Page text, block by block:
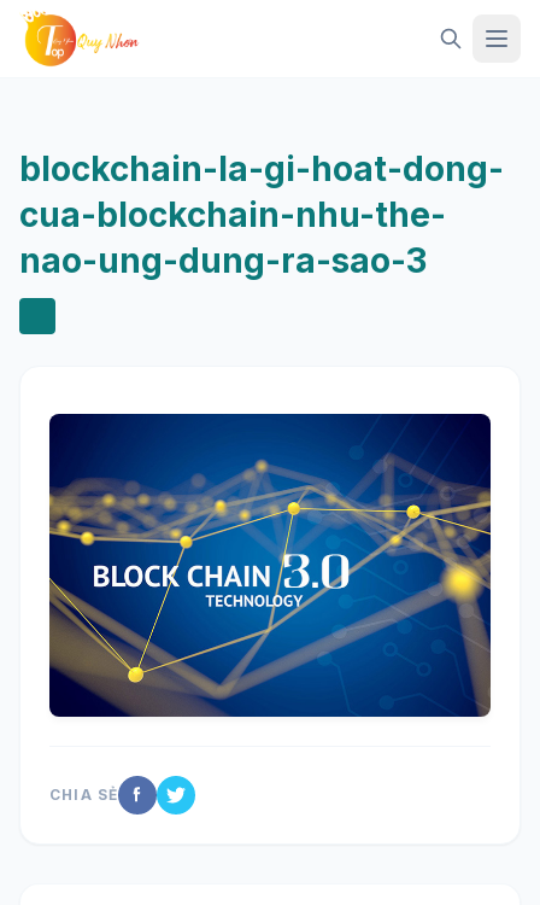
Mở
blockchain-la-gi-hoat-dong-
cua-blockchain-nhu-the-
nao-ung-dung-ra-sao-3
CHIA SẺ